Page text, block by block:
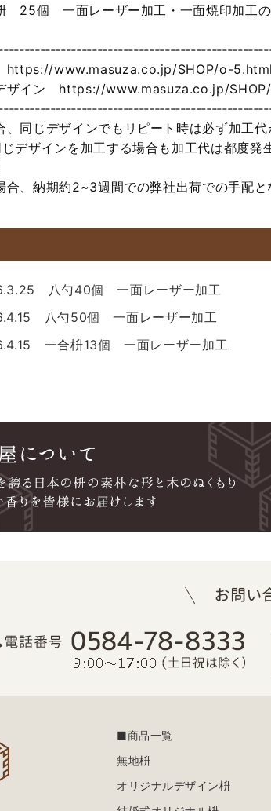
25個 一面レーザー加工・一面焼印加工の
https://www.masuza.co.jp/SHOP/o-5.html
デザイン https://www.masuza.co.jp/
、同じデザインでもリピート時は必ず加工代
デザインを加工する場合も加工代は都度発
合、納期約2~3週間での弊社出荷での手配と
八勺40個 一面レーザー加工
八勺50個 一面レーザー加工
一合枡13個 一面レーザー加工
■商品一覧
無地枡
オリジナルデザイン枡